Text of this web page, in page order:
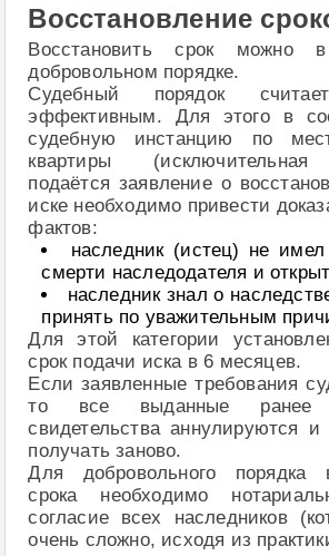
Восстановление
Восстановить срок можно
добровольном порядке.
Судебный порядок
эффективным. Для этого в
судебную инстанцию по
квартиры (исключительная
подаётся заявление о
иске необходимо привести
фактов:
наследник (истец) не
смерти наследодателя и
наследник знал о
принять по уважительным
Для этой категории
срок подачи иска в 6 месяцев.
Если заявленные требования
то все выданные ранее
свидетельства аннулируются
получать заново.
Для добровольного порядка
срока необходимо
согласие всех наследников
очень сложно, исходя из